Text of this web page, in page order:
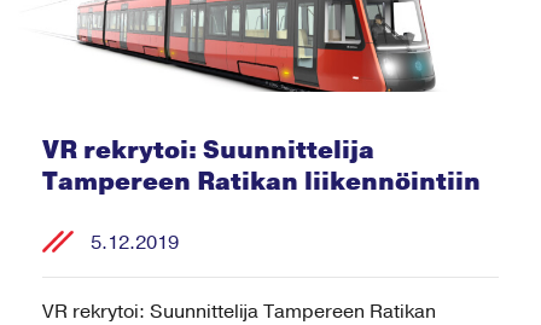
VR rekrytoi: Suunnittelija
Tampereen Ratikan liikennöintiin
5.12.2019
VR rekrytoi: Suunnittelija Tampereen Ratikan